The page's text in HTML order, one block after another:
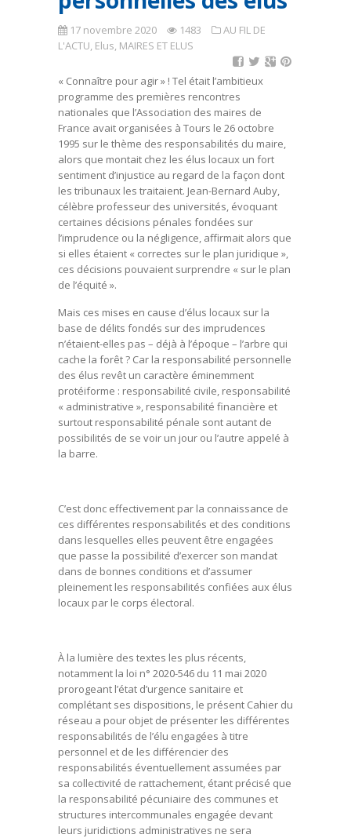
17 novembre 2020 1483
AU FIL DE
L'ACTU, Elus, MAIRES ET ELUS
« Connaître pour agir » ! Tel était l’ambitieux
programme des premières rencontres
nationales que l’Association des maires de
France avait organisées à Tours le 26 octobre
1995 sur le thème des responsabilités du maire,
alors que montait chez les élus locaux un fort
sentiment d’injustice au regard de la façon dont
les tribunaux les traitaient. Jean-Bernard Auby,
célèbre professeur des universités, évoquant
certaines décisions pénales fondées sur
l’imprudence ou la négligence, affirmait alors que
si elles étaient « correctes sur le plan juridique »,
ces décisions pouvaient surprendre « sur le plan
de l’équité ».
Mais ces mises en cause d’élus locaux sur la
base de délits fondés sur des imprudences
n’étaient-elles pas – déjà à l’époque – l’arbre qui
cache la forêt ? Car la responsabilité personnelle
des élus revêt un caractère éminemment
protéiforme : responsabilité civile, responsabilité
« administrative », responsabilité financière et
surtout responsabilité pénale sont autant de
possibilités de se voir un jour ou l’autre appelé à
la barre.
C’est donc effectivement par la connaissance de
ces différentes responsabilités et des conditions
dans lesquelles elles peuvent être engagées
que passe la possibilité d’exercer son mandat
dans de bonnes conditions et d’assumer
pleinement les responsabilités confiées aux élus
locaux par le corps électoral.
À la lumière des textes les plus récents,
notamment la loi n° 2020-546 du 11 mai 2020
prorogeant l’état d’urgence sanitaire et
complétant ses dispositions, le présent Cahier du
réseau a pour objet de présenter les différentes
responsabilités de l’élu engagées à titre
personnel et de les différencier des
responsabilités éventuellement assumées par
sa collectivité de rattachement, étant précisé que
la responsabilité pécuniaire des communes et
structures intercommunales engagée devant
leurs juridictions administratives ne sera